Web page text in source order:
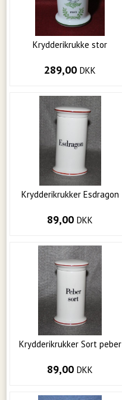
Krydderikrukke stor
289,00DKK
Krydderikrukker Esdragon
89,00DKK
Krydderikrukker Sort peber
89,00DKK